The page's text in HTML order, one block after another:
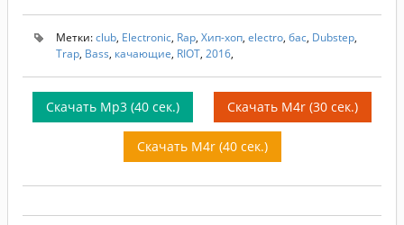
Метки:club, Electronic, Rap, Хип-хоп, electro, бас, Dubstep,
Trap, Bass, качающие, RIOT, 2016,
Скачать Mp3 (40 сек.) Скачать M4r (30 сек.)
Скачать M4r (40 сек.)